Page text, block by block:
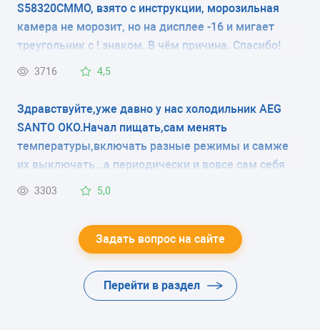
ручное
РАЗМОРАЖИВАНИЕ ХОЛОДИЛЬНОЙ КАМЕРЫ
капельная система
ЭНЕРГОПОТРЕБЛЕНИЕ
ХЛАДАГЕНТ
S58320CMMO, взято с инструкции, морозильная
камера не морозит, но на дисплее -16 и мигает
треугольник с ! знаком. В чём причина. Спасибо!
3716 4,5
Здравствуйте,уже давно у нас холодильник AEG
SANTO OKO.Начал пищать,сам менять
температуры,включать разные режимы и самже
их выключать...а периодически и вовсе сам себя
выключает.
3303 5,0
Задать вопрос на сайте
Перейти в раздел